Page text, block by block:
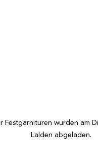
Festgarnituren wurden am
Lalden abgeladen.